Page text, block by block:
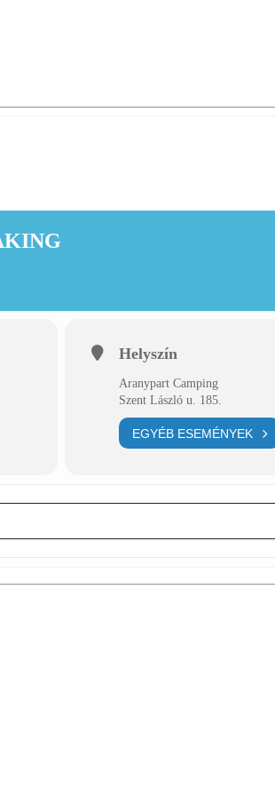
Helyszín
Aranypart Camping
Szent László u. 185.
EGYÉB ESEMÉNYEK